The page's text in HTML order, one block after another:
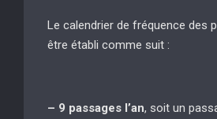
Le calendrier de fréquence des
être établi comme suit :
– 9 passages l’an, soit un